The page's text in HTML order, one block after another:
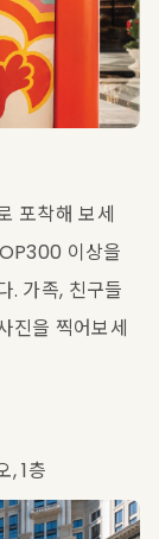
포착해 보세
이상을
. 가족, 친구들
진을 찍어보세
, 1층